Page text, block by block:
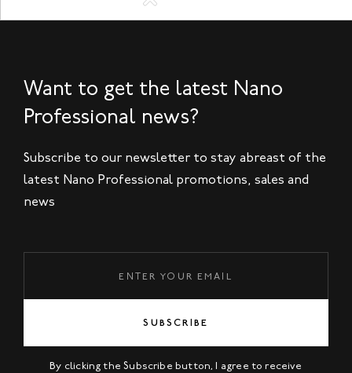
Want to get the latest Nano
Professional news?
Subscribe to our newsletter to stay abreast of the
latest Nano Professional promotions, sales and
news
SUBSCRIBE
By clicking the Subscribe button, I agree to receive